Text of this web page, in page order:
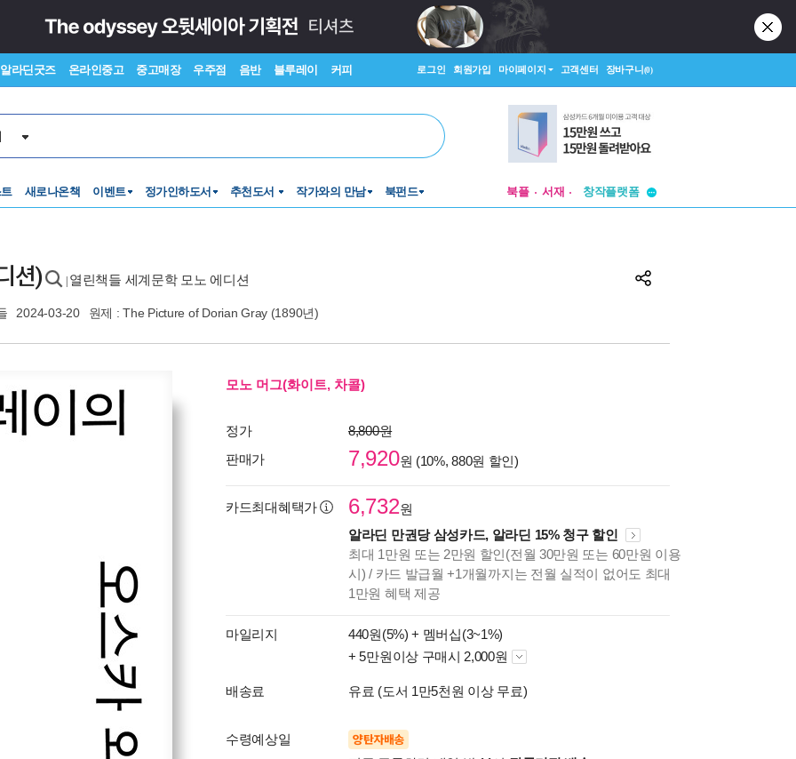
알라딘굿즈 온라인중고 중고매장 우주점 음반 블루레이 커피 로그인 회원가입 마이페이지 고객센터 장바구니(0)
새로나온책 이벤트 정가인하도서 추천도서 작가와의 만남 북펀드 북플 서재
창작플랫폼
션) 열린책들 세계문학 모노 에디션
2024-03-20 원제 : The Picture of Dorian Gray (1890년)
모노 머그(화이트, 차콜)
정가
8,800원
판매가
7,920원 (10%, 880원 할인)
카드최대혜택가 6,732원
알라딘 만권당 삼성카드, 알라딘 15% 청구 할인
최대 1만원 또는 2만원 할인(전월 30만원 또는 60만원 이용
시) / 카드 발급월 +1개월까지는 전월 실적이 없어도 최대
1만원 혜택 제공
마일리지 440원(5%) + 멤버십(3~1%)
+ 5만원이상 구매시 2,000원
배송료 유료 (도서 1만5천원 이상 무료)
수령예상일 양탄자배송